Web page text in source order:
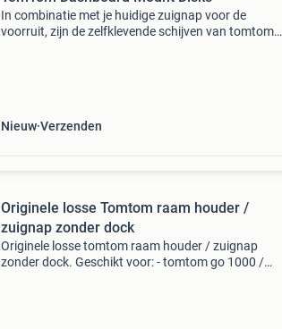
In combinatie met je huidige zuignap voor de
voorruit, zijn de zelfklevende schijven van tomtom
Nieuw Verzenden
Originele losse Tomtom raam houder /
zuignap zonder dock
Originele losse tomtom raam houder / zuignap
zonder dock. Geschikt voor: - tomtom go 1000 /